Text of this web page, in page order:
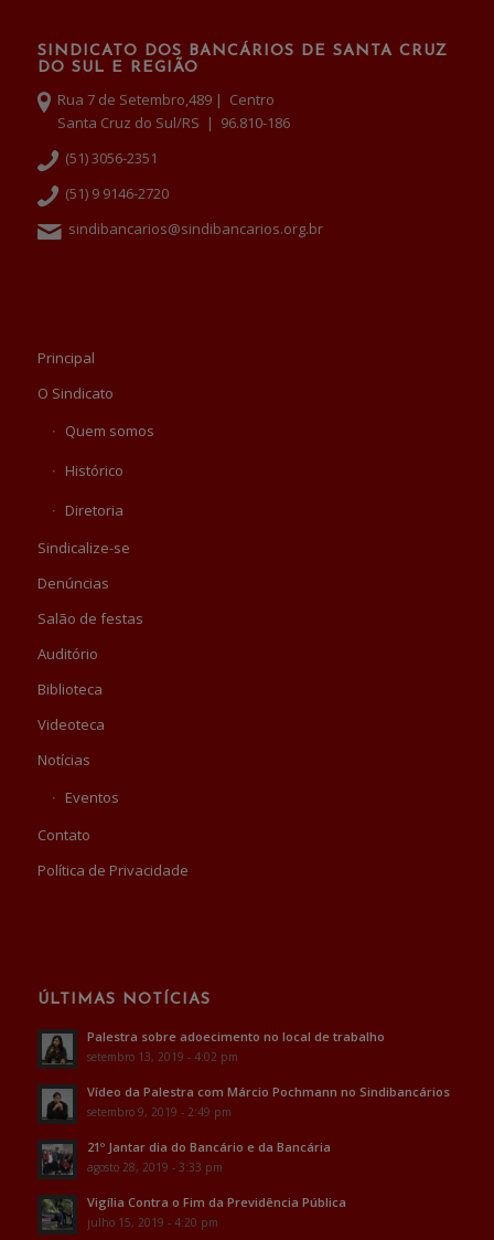
SINDICATO DOS BANCÁRIOS DE SANTA CRUZ
DO SUL E REGIÃO
Rua 7 de Setembro,489 | Centro
Santa Cruz do Sul/RS | 96.810-186
(51) 3056-2351
(51) 9 9146-2720
sindibancarios@sindibancarios.org.br
Principal
O Sindicato
Quem somos
Histórico
Diretoria
Sindicalize-se
Denúncias
Salão de festas
Auditório
Biblioteca
Videoteca
Notícias
Eventos
Contato
Política de Privacidade
ÚLTIMAS NOTÍCIAS
Palestra sobre adoecimento no local de trabalho
setembro 13, 2019 - 4:02 pm
Vídeo da Palestra com Márcio Pochmann no Sindibancários
setembro 9, 2019 - 2:49 pm
21º Jantar dia do Bancário e da Bancária
agosto 28, 2019 - 3:33 pm
Vigília Contra o Fim da Previdência Pública
julho 15, 2019 - 4:20 pm